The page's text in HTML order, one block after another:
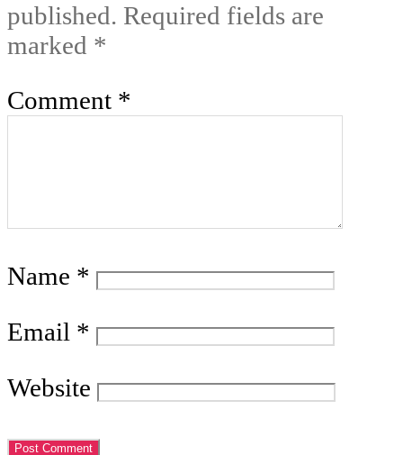
published. Required fields are
marked *
Comment *
Name *
Email *
Website